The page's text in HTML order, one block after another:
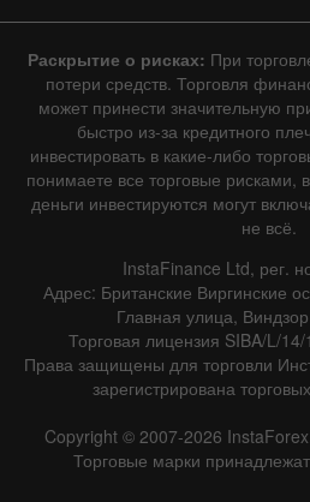
Раскрытие о рисках: При
потери средств. Торговля
может принести значительную
быстро из-за кредитного
инвестировать в какие-либо
понимаете все торговые рисками,
деньги инвестируются могут
не всё.
InstaFinance Ltd, рег.
Адрес: Британские Виргинские
Главная улица,
Торговая лицензия SIBA/L/
Права защищены для торговли
зарегистрирована
Copyright © 2007-2026
Торговые марки